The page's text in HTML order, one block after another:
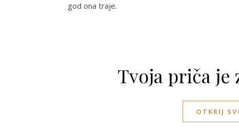
god ona traje.
Tvoja priča je
OTKRIJ